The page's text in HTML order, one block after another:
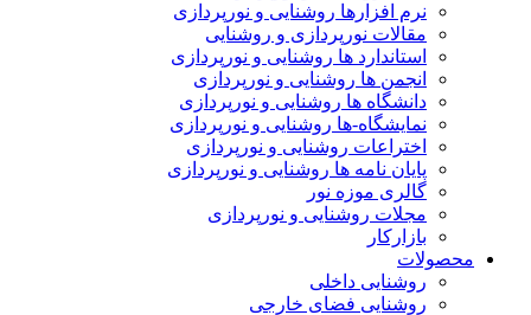
نرم افزارها روشنایی و نورپردازی
مقالات نورپردازی و روشنایی
استاندارد ها روشنایی و نورپردازی
انجمن ها روشنایی و نورپردازی
دانشگاه ها روشنایی و نورپردازی
نمایشگاه-ها روشنایی و نورپردازی
اختراعات روشنایی و نورپردازی
پایان نامه ها روشنایی و نورپردازی
گالری موزه نور
مجلات روشنایی و نورپردازی
بازارکار
روشنایی داخلی
روشنایی فضای خارجی